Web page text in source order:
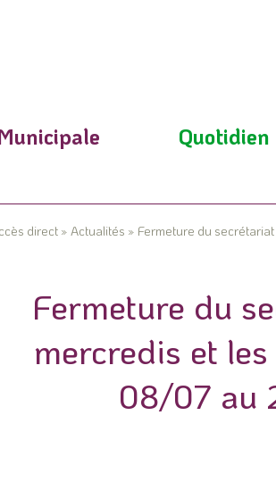
Quotidien
direct» Actualités » Fermeture du
Fermeture du
mercredis et
08/07 au